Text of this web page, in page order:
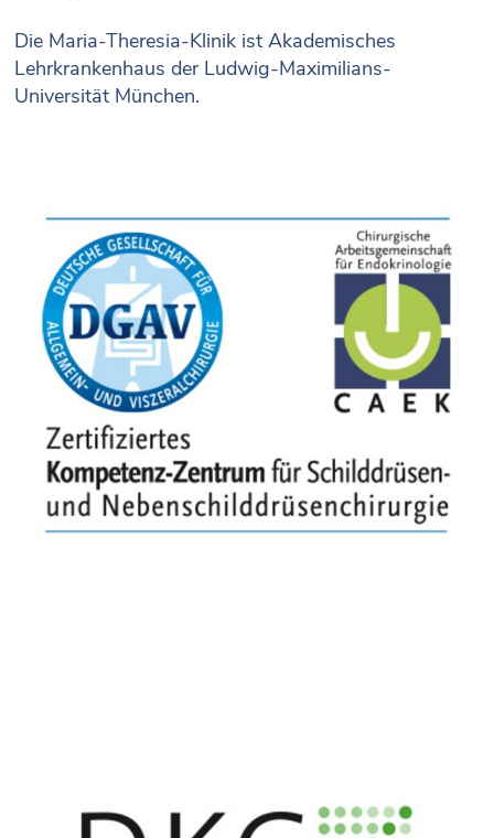
Die Maria-Theresia-Klinik ist Akademisches
Lehrkrankenhaus der Ludwig-Maximilians-
Universität München.